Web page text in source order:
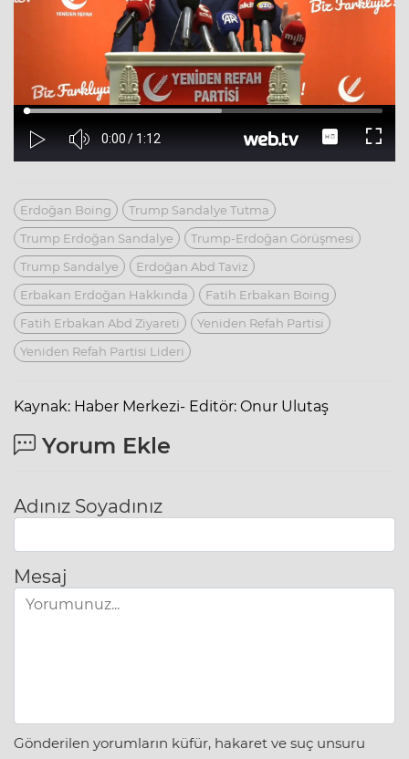
Erdoğan Boing
Trump Sandalye Tutma
Trump Erdoğan Sandalye
Trump-Erdoğan Görüşmesi
Trump Sandalye
Erdoğan Abd Taviz
Erbakan Erdoğan Hakkında
Fatih Erbakan Boing
Fatih Erbakan Abd Ziyareti
Yeniden Refah Partisi
Yeniden Refah Partisi Lideri
Kaynak: Haber Merkezi- Editör: Onur Ulutaş
Yorum Ekle
Adınız Soyadınız
Mesaj
Gönderilen yorumların küfür, hakaret ve suç unsuru